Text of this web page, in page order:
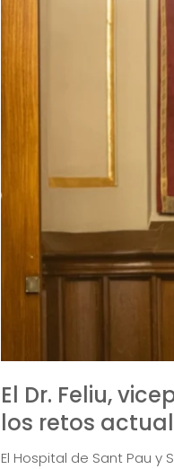
El Dr. Feliu,
los retos
El Hospital de Sant Pau